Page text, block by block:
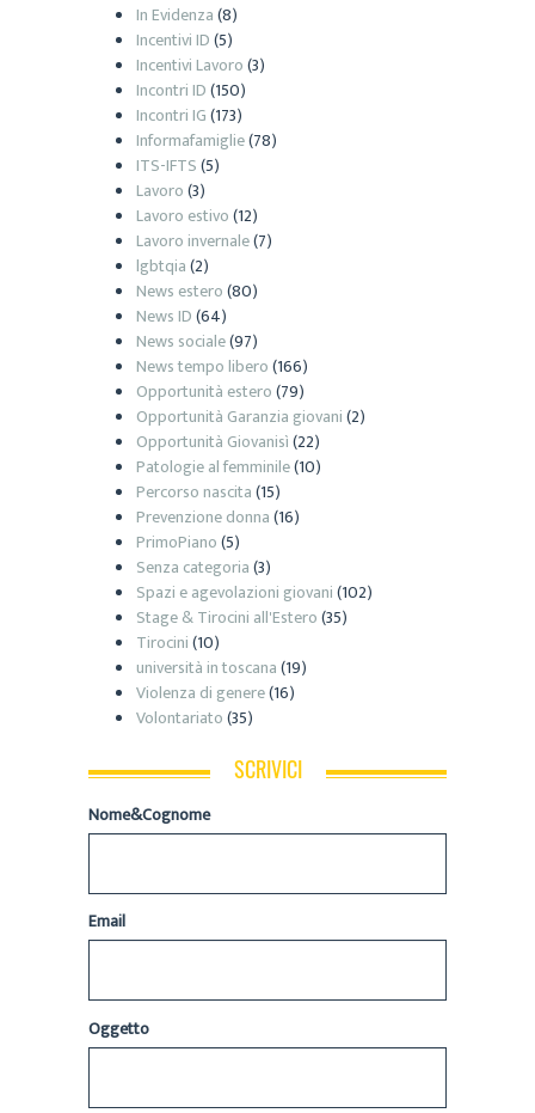
In Evidenza(8)
Incentivi ID(5)
Incentivi Lavoro(3)
Incontri ID(150)
Incontri IG(173)
Informafamiglie(78)
ITS-IFTS(5)
Lavoro(3)
Lavoro estivo(12)
Lavoro invernale(7)
lgbtqia(2)
News estero(80)
News ID(64)
News sociale(97)
News tempo libero(166)
Opportunità estero(79)
Opportunità Garanzia giovani(2)
Opportunità Giovanisì(22)
Patologie al femminile(10)
Percorso nascita(15)
Prevenzione donna(16)
PrimoPiano(5)
Senza categoria(3)
Spazi e agevolazioni giovani(102)
Stage & Tirocini all'Estero(35)
Tirocini(10)
università in toscana(19)
Violenza di genere(16)
Volontariato(35)
SCRIVICI
Nome&Cognome
Email
Oggetto